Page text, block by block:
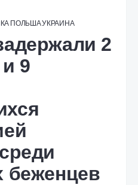
ПОЛЬШАУКРАИНА
2
9
беженцев